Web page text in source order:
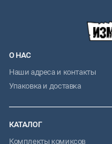
О НАС
Наши адреса и контакты
Упаковка и доставка
КАТАЛОГ
Комплекты комиксов